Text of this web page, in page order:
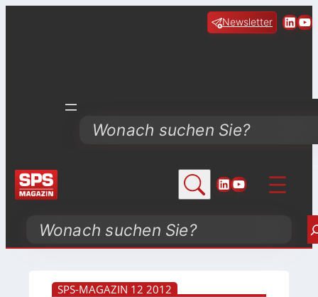
Newsletter
Search
LinkedIn
YouTube
Search
SPS-MAGAZIN 12 2012